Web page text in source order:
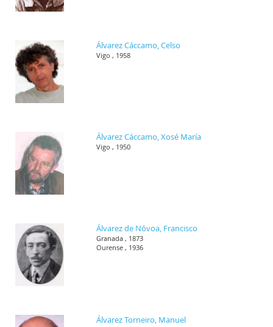
Álvarez Cáccamo, Celso
Vigo , 1958
Álvarez Cáccamo, Xosé María
Vigo , 1950
Álvarez de Nóvoa, Francisco
Granada , 1873
Ourense , 1936
Álvarez Torneiro, Manuel